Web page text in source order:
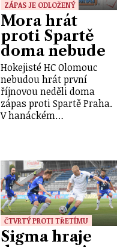
ZÁPAS JE ODLOŽENÝ
Mora hrát
proti Spartě
doma nebude
Hokejisté HC Olomouc
nebudou hrát první
říjnovou neděli doma
zápas proti Spartě Praha.
V hanáckém…
ČTVRTÝ PROTI TŘETÍMU
Sigma hraje